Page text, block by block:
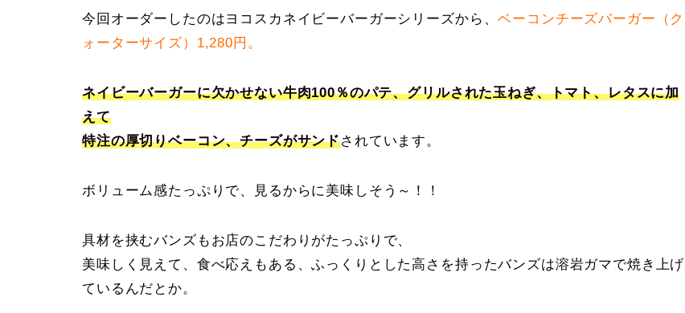
今回オーダーしたのはヨコスカネイビーバーガーシリーズから、ベーコンチーズバーガー（ク
ォーターサイズ）1,280円。
ネイビーバーガーに欠かせない牛肉100％のパテ、グリルされた玉ねぎ、トマト、レタスに加
えて
特注の厚切りベーコン、チーズがサンドされています。
ボリューム感たっぷりで、見るからに美味しそう～！！
具材を挟むバンズもお店のこだわりがたっぷりで、
美味しく見えて、食べ応えもある、ふっくりとした高さを持ったバンズは溶岩ガマで焼き上げ
ているんだとか。